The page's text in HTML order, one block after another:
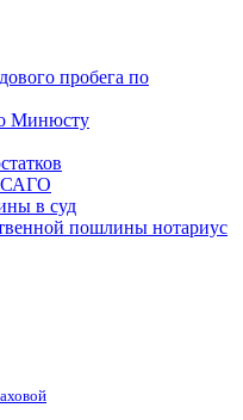
пробега по
Минюсту
в суд
пошлины нотариус